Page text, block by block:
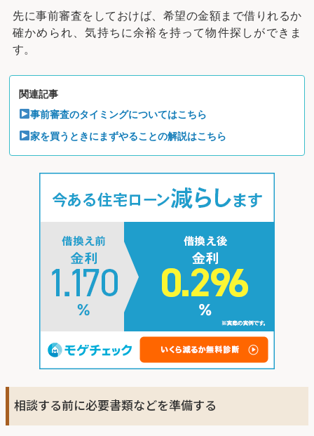
先に事前審査をしておけば、希望の金額まで借りれるか
確かめられ、気持ちに余裕を持って物件探しができま
す。
関連記事
事前審査のタイミングについてはこちら
家を買うときにまずやることの解説はこちら
相談する前に必要書類などを準備する